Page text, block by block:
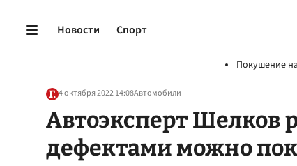
Новости Спорт
Покушение
4 октября 2022 14:08Автомобили
Автоэксперт Шелков
дефектами можно